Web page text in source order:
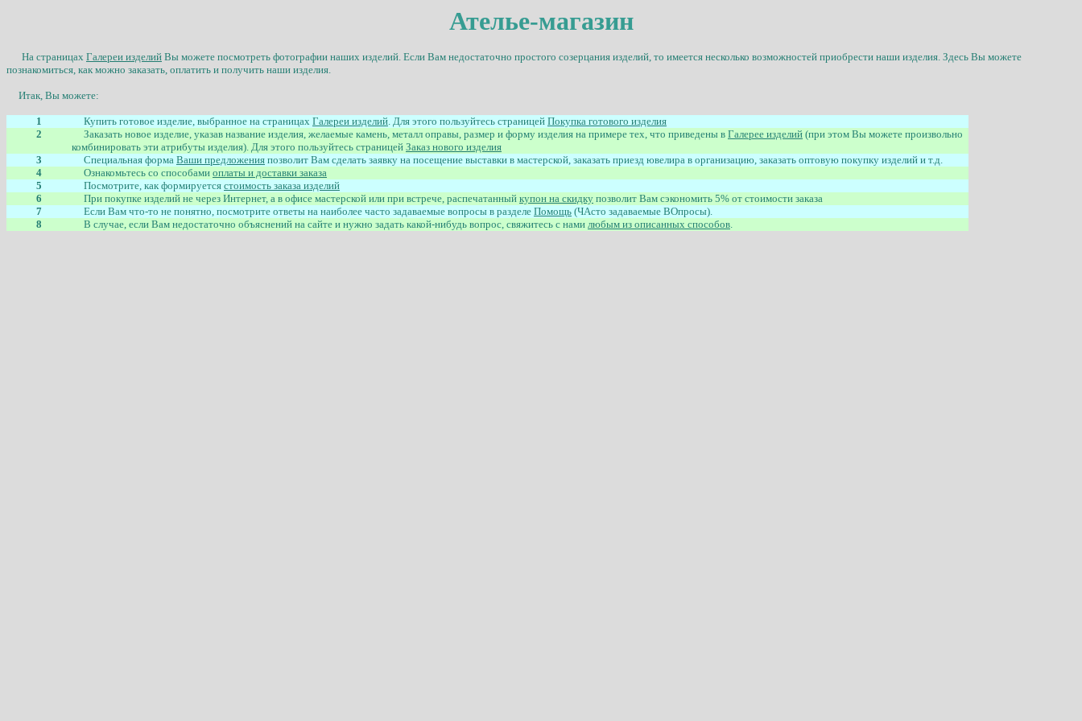
Ателье-магазин
На страницах Галереи изделий Вы можете посмотреть фотографии наших изделий. Если Вам недостаточно простого созерцания изделий, то имеется несколько возможностей приобрести наши изделия. Здесь Вы можете
познакомиться, как можно заказать, оплатить и получить наши изделия.
Итак, Вы можете:
1 Купить готовое изделие, выбранное на страницах Галереи изделий. Для этого пользуйтесь страницей Покупка готового изделия
2
Заказать новое изделие, указав название изделия, желаемые камень, металл оправы, размер и форму изделия на примере тех, что приведены в Галерее изделий (при этом Вы можете произвольно
комбинировать эти атрибуты изделия). Для этого пользуйтесь страницей Заказ нового изделия
3
Специальная форма Ваши предложения позволит Вам сделать заявку на посещение выставки в мастерской, заказать приезд ювелира в организацию, заказать оптовую покупку изделий и т.д.
4
Ознакомьтесь со способами оплаты и доставки заказа
5
Посмотрите, как формируется стоимость заказа изделий
6
При покупке изделий не через Интернет, а в офисе мастерской или при встрече, распечатанный купон на скидку позволит Вам сэкономить 5% от стоимости заказа
7
Если Вам что-то не понятно, посмотрите ответы на наиболее часто задаваемые вопросы в разделе Помощь (ЧАсто задаваемые ВОпросы).
8
В случае, если Вам недостаточно объяснений на сайте и нужно задать какой-нибудь вопрос, свяжитесь с нами любым из описанных способов.